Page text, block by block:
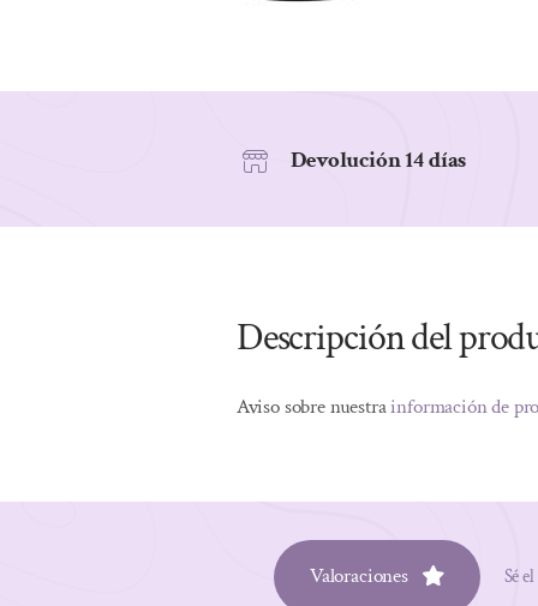
Devolución 14 días
Descripción del
Aviso sobre nuestrainformación de
Valoraciones Sé